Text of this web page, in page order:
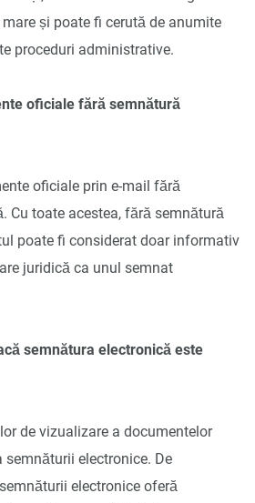
și poate fi cerută de anumite
proceduri administrative.
oficiale fără semnătură
oficiale prin e-mail fără
Cu toate acestea, fără semnătură
poate fi considerat doar informativ
juridică ca unul semnat
semnătura electronică este
de vizualizare a documentelor
semnăturii electronice. De
electronice oferă